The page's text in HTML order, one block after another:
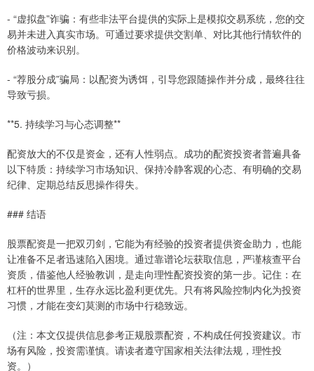
- “虚拟盘”诈骗：有些非法平台提供的实际上是模拟交易系统，您的交
易并未进入真实市场。可通过要求提供交割单、对比其他行情软件的
价格波动来识别。
- “荐股分成”骗局：以配资为诱饵，引导您跟随操作并分成，最终往往
导致亏损。
**5. 持续学习与心态调整**
配资放大的不仅是资金，还有人性弱点。成功的配资投资者普遍具备
以下特质：持续学习市场知识、保持冷静客观的心态、有明确的交易
纪律、定期总结反思操作得失。
### 结语
股票配资是一把双刃剑，它能为有经验的投资者提供资金助力，也能
让准备不足者迅速陷入困境。通过靠谱论坛获取信息，严谨核查平台
资质，借鉴他人经验教训，是走向理性配资投资的第一步。记住：在
杠杆的世界里，生存永远比盈利更优先。只有将风险控制内化为投资
习惯，才能在变幻莫测的市场中行稳致远。
（注：本文仅提供信息参考正规股票配资，不构成任何投资建议。市
场有风险，投资需谨慎。请读者遵守国家相关法律法规，理性投
资。）